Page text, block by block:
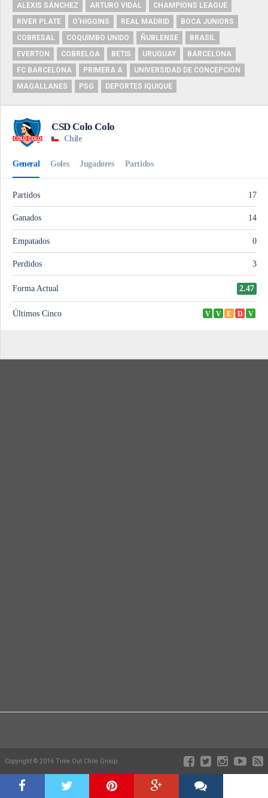
ALEXIS SÁNCHEZ
ARTURO VIDAL
CHAMPIONS LEAGUE
RIVER PLATE
O'HIGGINS REAL MADRID
BOCA JUNIORS
COBRESAL
COQUIMBO UNIDO ÑUBLENSE
BRASIL
EVERTON
COBRELOA BETIS URUGUAY
BARCELONA
FC BARCELONA
PRIMERA A
UNIVERSIDAD DE CONCEPCIÓN
MAGALLANES
PSG DEPORTES IQUIQUE
Copyright © 2016 Time Out Chile Group.